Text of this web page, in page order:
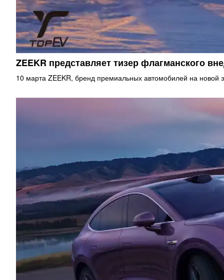
ZEEKR представляет тизер флагманского
10 марта ZEEKR, бренд премиальных автомобилей на новой